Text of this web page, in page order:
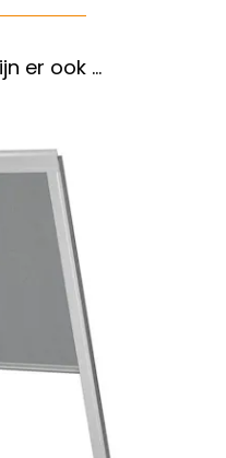
er ook …